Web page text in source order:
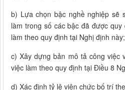
b) Lựa chọn bậc nghề nghiệp sẽ
làm trong số các bậc đã được
làm theo quy định tại Nghị định này;
c) Xây dựng bản mô tả công việc
việc làm theo quy định tại Điều 8
d) Xác định tỷ lệ viên chức bố trí